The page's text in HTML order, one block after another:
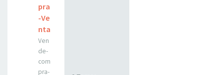
pra
-Ve
nta
Ven
de-
com
pra-